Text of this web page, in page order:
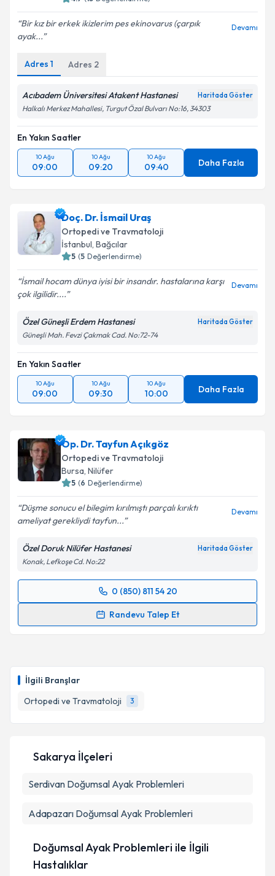
İlgili Branşlar
Ortopedi ve Travmatoloji
3
Bir kız bir erkek ikizlerim pes ekinovarus (çarpık
ayak...
Devamı
Adres 1 Adres 2
Acıbadem Üniversitesi Atakent Hastanesi Haritada Göster
Halkalı Merkez Mahallesi, Turgut Özal Bulvarı No:16, 34303
En Yakın Saatler
10 Ağu
09:00
10 Ağu
09:20
10 Ağu
09:40 Daha Fazla
Doç. Dr. İsmail Uraş
Ortopedi ve Travmatoloji
İstanbul, Bağcılar
5 (5 Değerlendirme)
İsmail hocam dünya iyisi bir insandır. hastalarına karşı
çok ilgilidir....
Devamı
Özel Güneşli Erdem Hastanesi Haritada Göster
Güneşli Mah. Fevzi Çakmak Cad. No:72-74
En Yakın Saatler
10 Ağu
09:00
10 Ağu
09:30
10 Ağu
10:00 Daha Fazla
Op. Dr. Tayfun Açıkgöz
Ortopedi ve Travmatoloji
Bursa, Nilüfer
5 (6 Değerlendirme)
Düşme sonucu el bilegim kırılmıştı parçalı kırıktı
ameliyat gerekliydi tayfun...
Devamı
Özel Doruk Nilüfer Hastanesi Haritada Göster
Konak, Lefkoşe Cd. No:22
0 (850) 811 54 20
Randevu Talep Et
Randevu Takvimi Talebi
E-posta Adresiniz
Kişisel verilerimin işlenmesine ilişkin
Metni'ni okudum ve kişisel verilerimin belirtilen
Takvim Talebini Gönder
Sakarya İlçeleri
Serdivan Doğumsal Ayak Problemleri
Adapazarı Doğumsal Ayak Problemleri
Doğumsal Ayak Problemleri ile İlgili
Hastalıklar